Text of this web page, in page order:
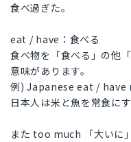
食べ過ぎた。
eat / have：食べる
食べ物を「食べる」の他
意味があります。
例) Japanese eat / have
日本人は米と魚を常食にす
また too much 「大いに